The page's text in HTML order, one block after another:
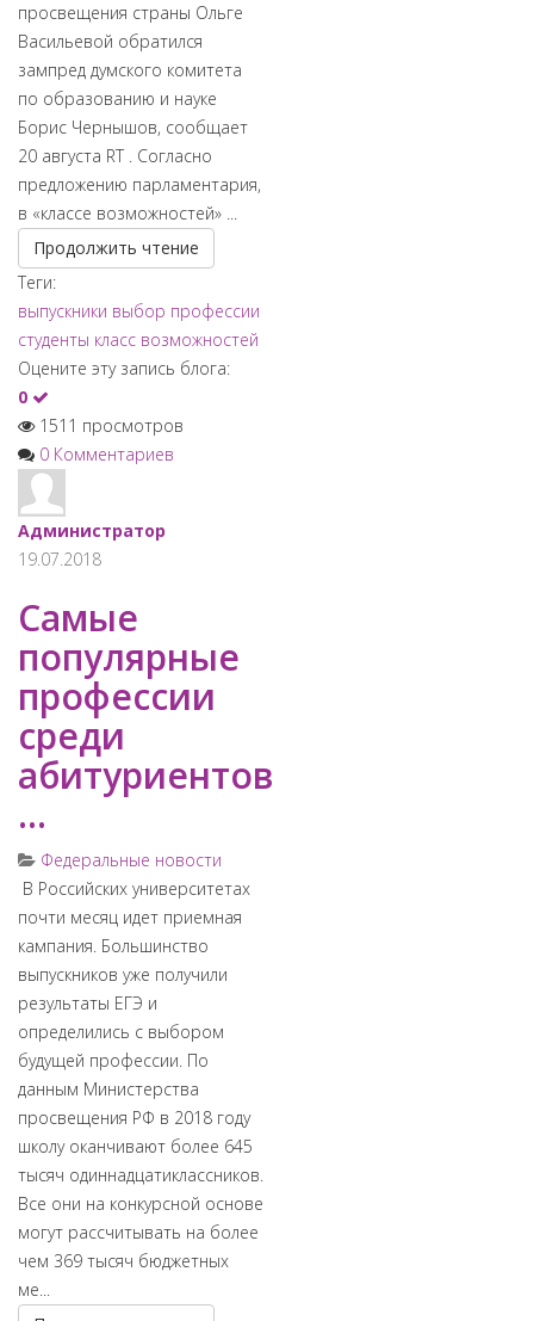
просвещения страны Ольге
Васильевой обратился
зампред думского комитета
по образованию и науке
Борис Чернышов, сообщает
20 августа RT . Согласно
предложению парламентария,
в «классе возможностей» ...
Продолжить чтение
Теги:
выпускники выбор профессии
студенты класс возможностей
Оцените эту запись блога:
0
1511 просмотров
0 Комментариев
Администратор
19.07.2018
Самые
популярные
профессии
среди
абитуриентов
...
Федеральные новости
​ В Российских университетах
почти месяц идет приемная
кампания. Большинство
выпускников уже получили
результаты ЕГЭ и
определились с выбором
будущей профессии. По
данным Министерства
просвещения РФ в 2018 году
школу оканчивают более 645
тысяч одиннадцатиклассников.
Все они на конкурсной основе
могут рассчитывать на более
чем 369 тысяч бюджетных
ме...